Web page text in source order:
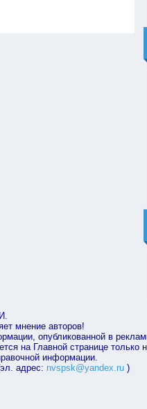
мнение авторов!
опубликованной в
на Главной странице только
информации.
адрес: nvspsk@yandex.ru)